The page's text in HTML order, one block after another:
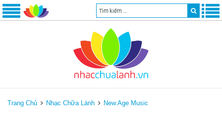
Trang Chủ Nhạc Chữa Lành New Age Music